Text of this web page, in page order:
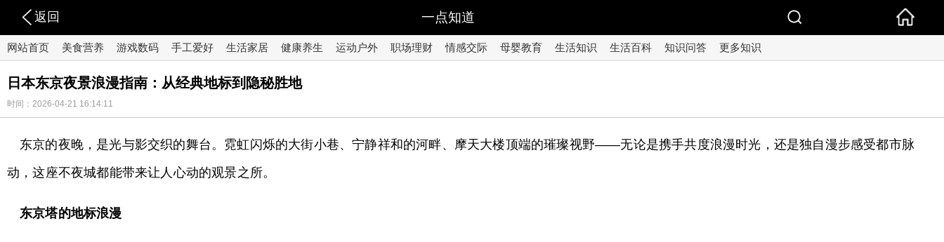
返回 一点知道
网站首页 美食营养 游戏数码 手工爱好 生活家居 健康养生 运动户外 职场理财 情感交际 母婴教育 生活知识 生活百科 知识问答 更多知识
日本东京夜景浪漫指南：从经典地标到隐秘胜地
时间：2026-04-21 16:14:11
东京的夜晚，是光与影交织的舞台。霓虹闪烁的大街小巷、宁静祥和的河畔、摩天大楼顶端的璀璨视野——无论是携手共度浪漫时光，还是独自漫步感受都市脉
动，这座不夜城都能带来让人心动的观景之所。
东京塔的地标浪漫